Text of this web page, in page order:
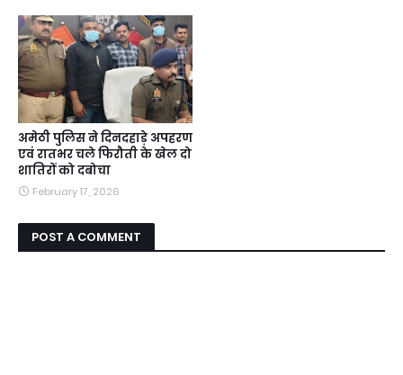
अमेठी पुलिस ने दिनदहाड़े अपहरण
एवं रातभर चले फिरौती के खेल दो
शातिरों को दबोचा
February 17, 2026
POST A COMMENT